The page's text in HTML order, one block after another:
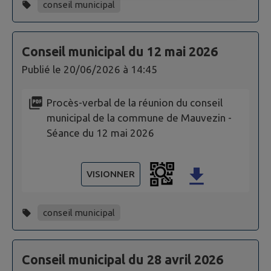
conseil municipal
Conseil municipal du 12 mai 2026
Publié le 20/06/2026 à 14:45
Procès-verbal de la réunion du conseil
municipal de la commune de Mauvezin -
Séance du 12 mai 2026
VISIONNER
conseil municipal
Conseil municipal du 28 avril 2026